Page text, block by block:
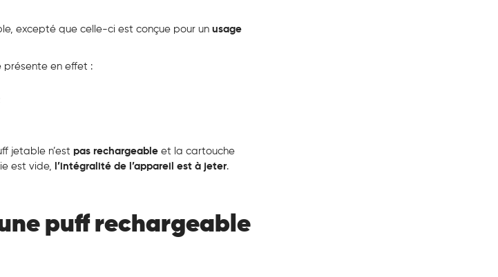
excepté que celle-ci est conçue pour unusage
présente en effet :
jetable n’estpas rechargeable et la cartouche
est vide, l’intégralité de l’appareil est à jeter.
puff rechargeable